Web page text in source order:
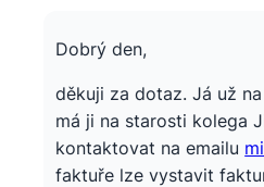
Dobrý den,
děkuji za dotaz. Já už
má ji na starosti kolega
kontaktovat na emailu
faktuře lze vystavit